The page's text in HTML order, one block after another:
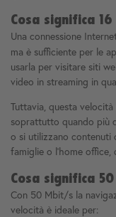
Cosa significa
Una connessione
ma è sufficiente per le
usarla per visitare siti
video in streaming in
Tuttavia, questa
soprattutto quando più
o si utilizzano contenuti
famiglie o l'home office,
Cosa significa
Con 50 Mbit/s la
velocità è ideale per: